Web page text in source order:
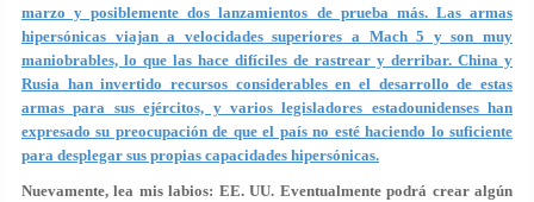
marzo y posiblemente dos lanzamientos de prueba más. Las armas
hipersónicas viajan a velocidades superiores a Mach 5 y son muy
maniobrables, lo que las hace difíciles de rastrear y derribar. China y
Rusia han invertido recursos considerables en el desarrollo de estas
armas para sus ejércitos, y varios legisladores estadounidenses han
expresado su preocupación de que el país no esté haciendo lo suficiente
para desplegar sus propias capacidades hipersónicas.
Nuevamente, lea mis labios: EE. UU. Eventualmente podrá crear algún